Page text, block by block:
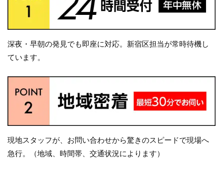
深夜・早朝の発見でも即座に対応。新宿区担当が常時待機し
ています。
現地スタッフが、お問い合わせから驚きのスピードで現場へ
急行。（地域、時間帯、交通状況によります）